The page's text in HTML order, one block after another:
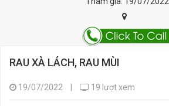
RAU XÀ LÁCH, RAU MÙI
19/07/2022 19 lượt xem